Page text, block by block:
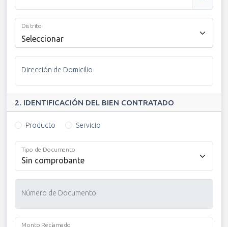
Seleccionar
Distrito
Dirección de Domicilio
2. IDENTIFICACIÓN DEL BIEN CONTRATADO
Producto Servicio
Tipo de Documento
Número de Documento
Monto Reclamado